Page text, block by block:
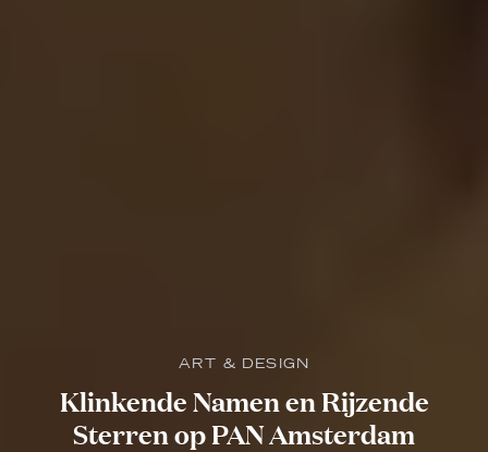
ART & DESIGN
Klinkende Namen en Rijzende
Sterren op PAN Amsterdam